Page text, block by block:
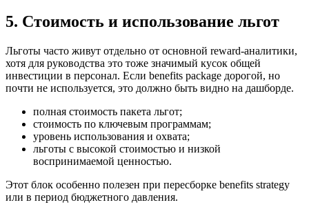
5. Стоимость и использование льгот
Льготы часто живут отдельно от основной reward-аналитики,
хотя для руководства это тоже значимый кусок общей
инвестиции в персонал. Если benefits package дорогой, но
почти не используется, это должно быть видно на дашборде.
полная стоимость пакета льгот;
стоимость по ключевым программам;
уровень использования и охвата;
льготы с высокой стоимостью и низкой
воспринимаемой ценностью.
Этот блок особенно полезен при пересборке benefits strategy
или в период бюджетного давления.